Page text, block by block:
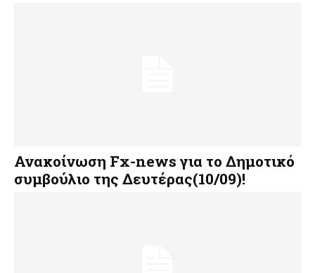
Ανακοίνωση Fx-news για το Δημοτικό
συμβούλιο της Δευτέρας(10/09)!